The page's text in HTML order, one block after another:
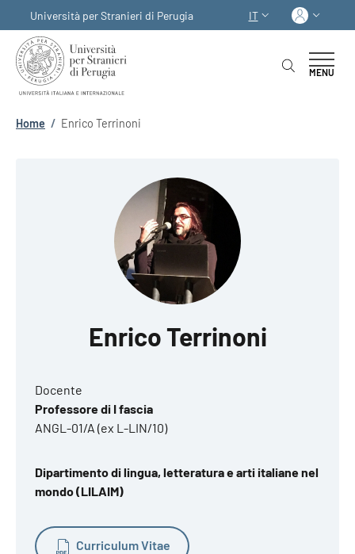
Università per Stranieri di Perugia
SELETTORE LINGUA:
IT
MENU
Briciole di pane
Home / Enrico Terrinoni
Enrico Terrinoni
Docente
Professore di I fascia
ANGL-01/A (ex L-LIN/10)
Dipartimento di lingua, letteratura e arti italiane nel
mondo (LILAIM)
Curriculum Vitae